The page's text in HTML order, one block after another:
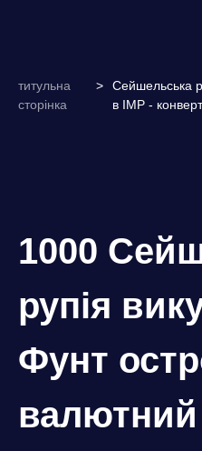
титульна
сторінка
>
Сейшельська
в IMP -
1000
рупія
Фунт
валютний